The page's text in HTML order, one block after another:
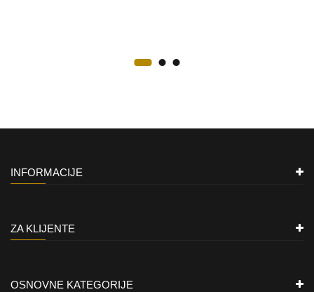
INFORMACIJE
ZA KLIJENTE
OSNOVNE KATEGORIJE